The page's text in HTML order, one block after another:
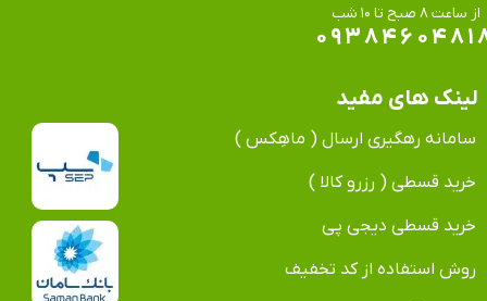
​​​​​​​از ساعت ۸ صبح تا ۱۰ شب
لینک های مفید
سامانه رهگیری ارسال ( ماهِکس )
خرید قسطی ( رزرو کالا )
خرید قسطی دیجی پی
روش استفاده از کد تخفیف